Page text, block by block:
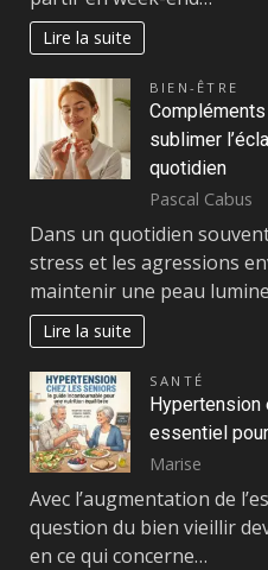
Lire la suite
BIEN-ÊTRE
sublimer
quotidien
Pascal Cabus
Dans un quotidien
stress et les agressions
maintenir une peau
Lire la suite
SANTÉ
Hypertension
essentiel
Marise
Avec l’augmentation de
question du bien vieillir
en ce qui concerne…